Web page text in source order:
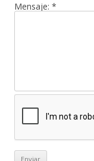
Mensaje: *